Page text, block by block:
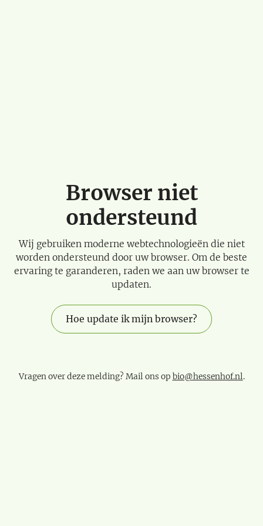
Browser niet
ondersteund
Wij gebruiken moderne webtechnologieën die niet
worden ondersteund door uw browser. Om de beste
ervaring te garanderen, raden we aan uw browser te
updaten.
Hoe update ik mijn browser?
Vragen over deze melding? Mail ons op bio@hessenhof.nl.